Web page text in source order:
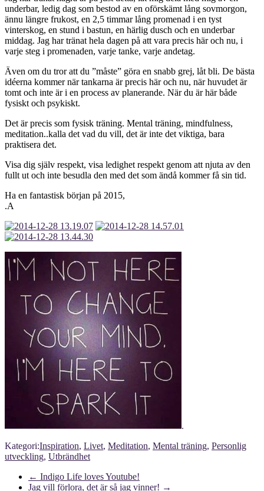
underbar, ledig dag som bestod av en oförskämt lång sovmorgon,
ännu längre frukost, en 2,5 timmar lång promenad i en tyst
vinterskog, en stund i bastun, en härlig dusch och en underbar
middag. Jag har tränat hela dagen på att vara precis här och nu, i
varje steg i promenaden, varje tanke, varje andetag.
Även om du tror att du ”måste” göra en snabb grej, låt bli. De bästa
idéerna kommer när tankarna är precis här och nu, när huvudet är
tomt och inte är i en process av planerande. När du är här både
fysiskt och psykiskt.
Det är precis som fysisk träning. Mental träning, mindfulness,
meditation..kalla det vad du vill, det är inte det viktiga, bara
praktisera det.
Visa dig själv respekt, visa ledighet respekt genom att njuta av den
fullt ut och inte besudla den med det som ändå kommer få sin tid.
Ha en fantastisk början på 2015,
.A
.
Kategori:Inspiration, Livet, Meditation, Mental träning, Personlig
utveckling, Utbrändhet
← Indigo Life loves Youtube!
Jag vill förlora, det är så jag vinner! →